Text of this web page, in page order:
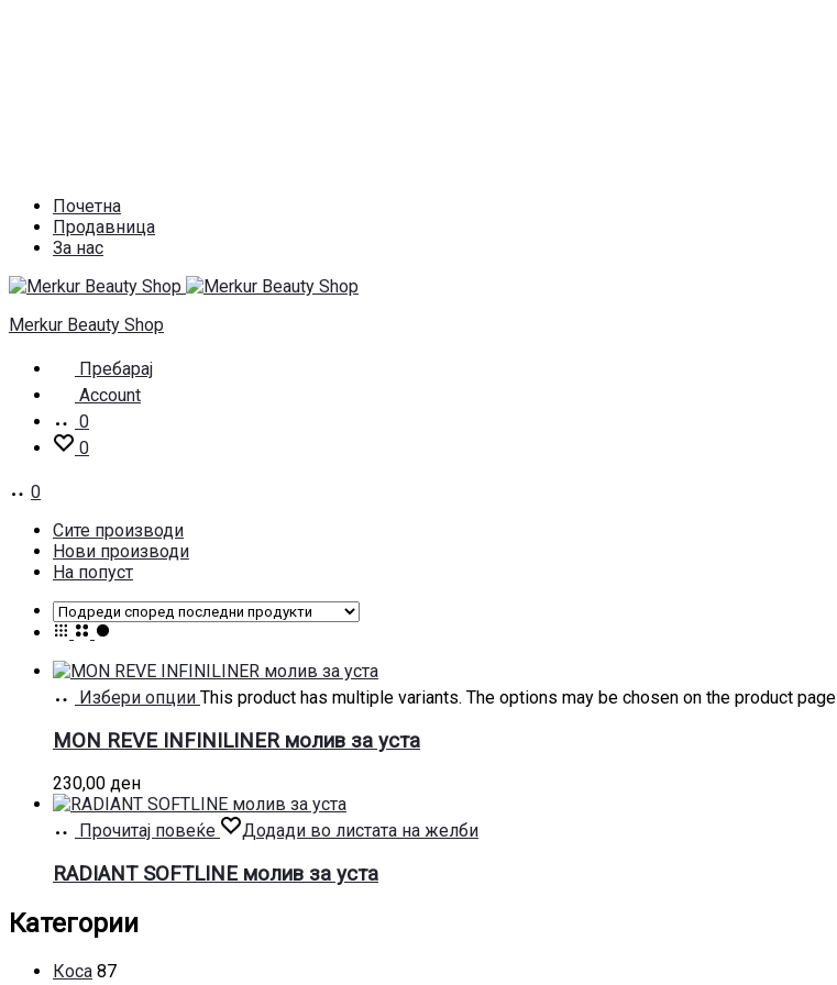
Почетна
Продавница
За нас
Merkur Beauty Shop
Пребарај
Account
0
0
0
Сите производи
Нови производи
На попуст
Избери опции This product has multiple variants. The options may be chosen on the product page
MON REVE INFINILINER молив за уста
230,00 ден
Прочитај повеќе Додади во листата на желби
RADIANT SOFTLINE молив за уста
Категории
Коса 87